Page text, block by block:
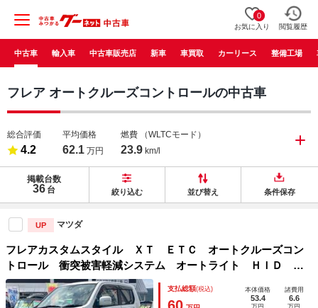
0
お気に入り 閲覧履歴
中古車 輸入車 中古車販売店 新車 車買取 カーリース 整備工場
フレア オートクルーズコントロールの中古車
総合評価
4.2
平均価格
62.1 万円
燃費 （WLTCモード）
23.9 km/l
掲載台数
36 台 絞り込む 並び替え 条件保存
UP マツダ
フレアカスタムスタイル ＸＴ ＥＴＣ オートクルーズコン
トロール 衝突被害軽減システム オートライト ＨＩＤ ス
マートキー アイドリングストップ 電動格納ミラー シート
ヒーター ベンチシート ＣＶＴ ターボ
支払総額(税込)
60
本体価格
53.4
万円
諸費用
6.6
万円